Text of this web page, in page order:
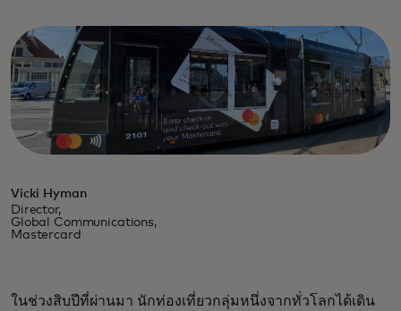
Vicki Hyman
Director,
Global Communications,
Mastercard
ในช่วงสิบปีที่ผ่านมา นักท่องเที่ยวกลุ่มหนึ่งจากทั่วโลกได้เดิน